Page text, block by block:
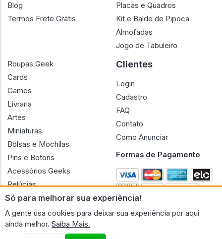
Só para melhorar sua experiência!
A gente usa cookies para deixar sua experiência por aqui
ainda melhor. Saiba Mais.
Blog
Termos Frete Grátis
Placas e Quadros
Kit e Balde de Pipoca
Almofadas
Jogo de Tabuleiro
Roupas Geek
Cards
Games
Livraria
Artes
Miniaturas
Bolsas e Mochilas
Pins e Botons
Acessórios Geeks
Pelúcias
Bonecas
Clientes
Login
Cadastro
FAQ
Contato
Como Anunciar
Formas de Pagamento